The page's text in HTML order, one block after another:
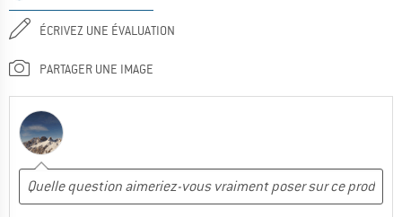
ÉCRIVEZ UNE ÉVALUATION
PARTAGER UNE IMAGE